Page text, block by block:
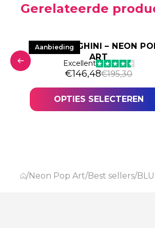
Gerelateerde
Aanbieding
LAMBORGHINI – NEON
ART
Excellent
€146,48€195,30
OPTIES SELECTEREN
/Neon Pop Art/Best sellers/